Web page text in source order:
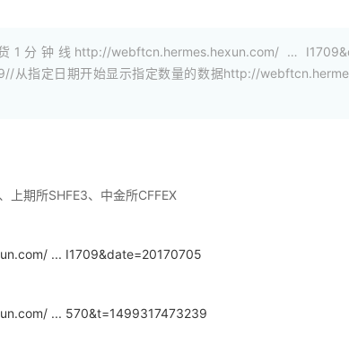
分钟线http://webftcn.hermes.hexun.com/ …
从指定日期开始显示指定数量的数据http://
上期所SHFE3、中金所CFFEX
... I1709&date=20170705
... 570&t=1499317473239